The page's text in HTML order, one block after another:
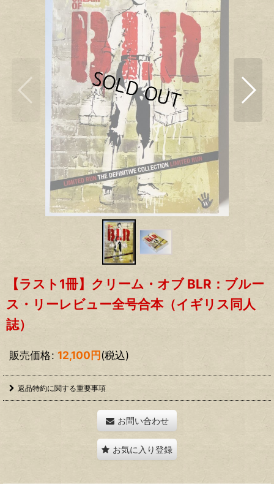
【ラスト1冊】クリーム・オブ BLR：ブルー
ス・リーレビュー全号合本（イギリス同人
誌）
販売価格: 12,100円(税込)
返品特約に関する重要事項
お問い合わせ
お気に入り登録